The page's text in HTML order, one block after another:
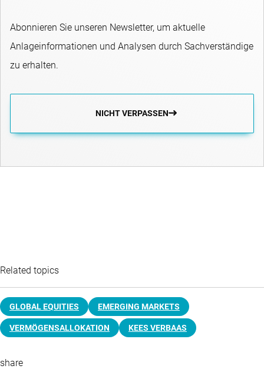
Abonnieren Sie unseren Newsletter, um aktuelle
Anlageinformationen und Analysen durch Sachverständige
zu erhalten.
NICHT VERPASSEN
Related topics
GLOBAL EQUITIES EMERGING MARKETS
VERMÖGENSALLOKATION KEES VERBAAS
share